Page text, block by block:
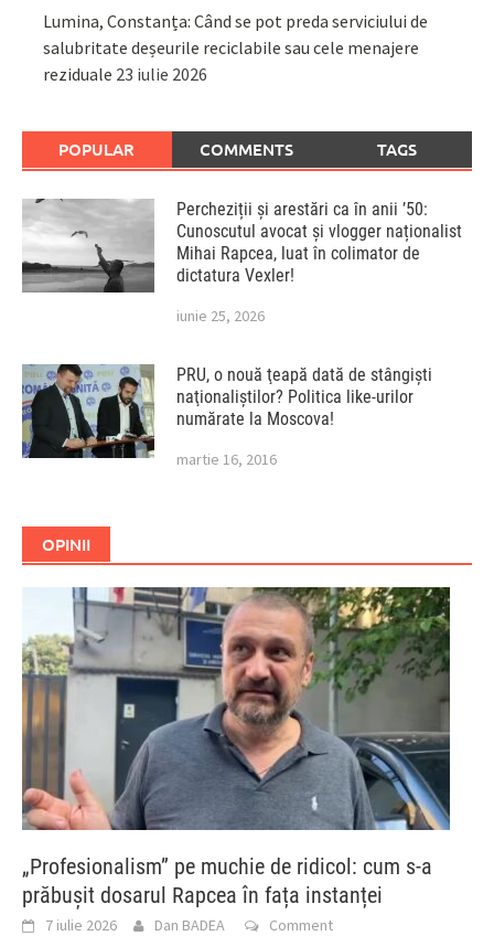
Lumina, Constanța: Când se pot preda serviciului de
salubritate deșeurile reciclabile sau cele menajere
reziduale 23 iulie 2026
POPULAR COMMENTS TAGS
Percheziții și arestări ca în anii ’50:
Cunoscutul avocat și vlogger naționalist
Mihai Rapcea, luat în colimator de
dictatura Vexler!
iunie 25, 2026
PRU, o nouă ţeapă dată de stângişti
naţionaliştilor? Politica like-urilor
numărate la Moscova!
martie 16, 2016
OPINII
„Profesionalism” pe muchie de ridicol: cum s-a
prăbușit dosarul Rapcea în fața instanței
7 iulie 2026 Dan BADEA Comment